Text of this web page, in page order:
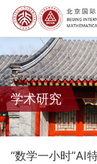
学术研究
“数学一小时”AI